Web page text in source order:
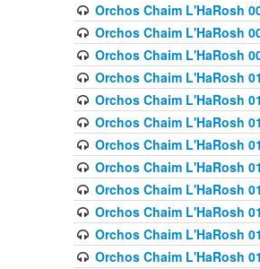
Orchos Chaim L'HaRosh
Orchos Chaim L'HaRosh
Orchos Chaim L'HaRosh
Orchos Chaim L'HaRosh
Orchos Chaim L'HaRosh
Orchos Chaim L'HaRosh
Orchos Chaim L'HaRosh
Orchos Chaim L'HaRosh
Orchos Chaim L'HaRosh
Orchos Chaim L'HaRosh
Orchos Chaim L'HaRosh
Orchos Chaim L'HaRosh